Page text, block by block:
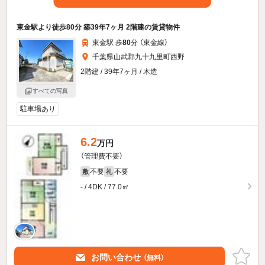
東金駅より徒歩80分 築39年7ヶ月 2階建の賃貸物件
すべての写真
東金駅 歩80分 （東金線）
千葉県山武郡九十九里町西野
2階建 / 39年7ヶ月 / 木造
駐車場あり
6.2万円
（管理費不要）
敷 不要 礼 不要
- / 4DK / 77.0㎡
お問い合わせ （無料）